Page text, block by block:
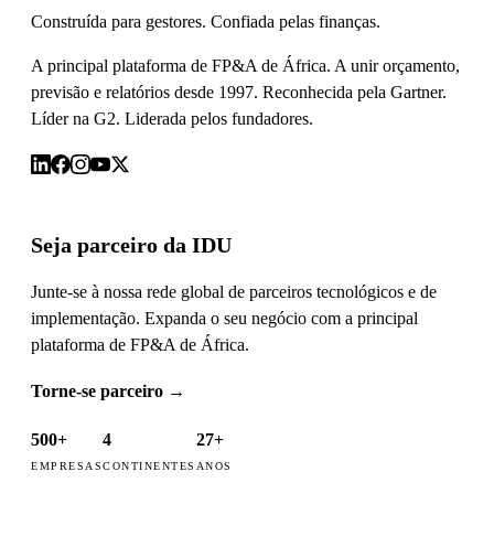
Construída para gestores. Confiada pelas finanças.
A principal plataforma de FP&A de África. A unir orçamento,
previsão e relatórios desde 1997. Reconhecida pela Gartner.
Líder na G2. Liderada pelos fundadores.
Seja parceiro da IDU
Junte-se à nossa rede global de parceiros tecnológicos e de
implementação. Expanda o seu negócio com a principal
plataforma de FP&A de África.
Torne-se parceiro →
500+
EMPRESAS
4
CONTINENTES
27+
ANOS